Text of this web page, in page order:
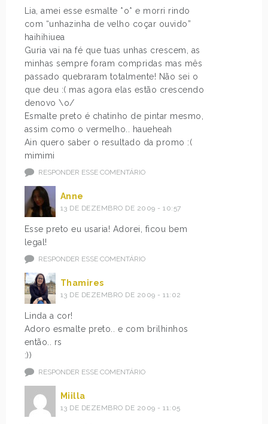
Lia, amei esse esmalte *o* e morri rindo
com “unhazinha de velho coçar ouvido”
haihihiuea
Guria vai na fé que tuas unhas crescem, as
minhas sempre foram compridas mas mês
passado quebraram totalmente! Não sei o
que deu :( mas agora elas estão crescendo
denovo \o/
Esmalte preto é chatinho de pintar mesmo,
assim como o vermelho.. haueheah
Ain quero saber o resultado da promo :(
mimimi
RESPONDER ESSE COMENTÁRIO
Anne
13 DE DEZEMBRO DE 2009 - 10:57
Esse preto eu usaria! Adorei, ficou bem
legal!
RESPONDER ESSE COMENTÁRIO
Thamires
13 DE DEZEMBRO DE 2009 - 11:02
Linda a cor!
Adoro esmalte preto.. e com brilhinhos
então.. rs
:))
RESPONDER ESSE COMENTÁRIO
Miilla
13 DE DEZEMBRO DE 2009 - 11:05